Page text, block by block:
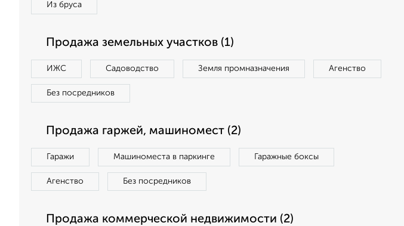
Из бруса
Продажа земельных участков (1)
ИЖС Садоводство Земля промназначения Агенство
Без посредников
Продажа гаржей, машиномест (2)
Гаражи Машиноместа в паркинге Гаражные боксы
Агенство Без посредников
Продажа коммерческой недвижимости (2)